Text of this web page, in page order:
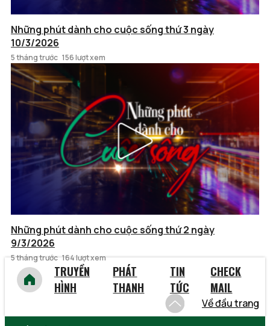
Những phút dành cho cuộc sống thứ 3 ngày
10/3/2026
5 tháng trước 156 lượt xem
Những phút dành cho cuộc sống thứ 2 ngày
9/3/2026
5 tháng trước 164 lượt xem
TRUYỀN
HÌNH
PHÁT
THANH
TIN
TỨC
CHECK
MAIL
Về đầu trang